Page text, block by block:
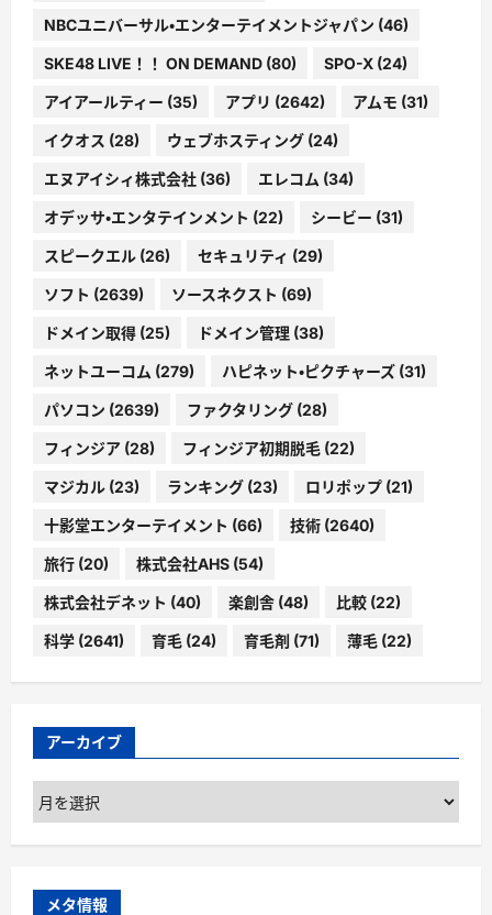
NBCユニバーサル・エンターテイメントジャパン (46)
SKE48 LIVE！！ ON DEMAND (80) SPO-X (24)
アイアールティー (35) アプリ (2642) アムモ (31)
イクオス (28) ウェブホスティング (24)
エヌアイシィ株式会社 (36) エレコム (34)
オデッサ・エンタテインメント (22) シービー (31)
スピークエル (26) セキュリティ (29)
ソフト (2639) ソースネクスト (69)
ドメイン取得 (25) ドメイン管理 (38)
ネットユーコム (279) ハピネット・ピクチャーズ (31)
パソコン (2639) ファクタリング (28)
フィンジア (28) フィンジア初期脱毛 (22)
マジカル (23) ランキング (23) ロリポップ (21)
十影堂エンターテイメント (66) 技術 (2640)
旅行 (20) 株式会社AHS (54)
株式会社デネット (40) 楽創舎 (48) 比較 (22)
科学 (2641) 育毛 (24) 育毛剤 (71) 薄毛 (22)
アーカイブ
ア
ー
カ
ブ
メタ情報